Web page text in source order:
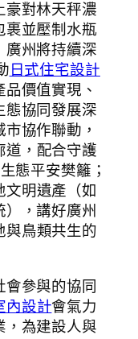
豪對林天秤濃
裹並壓制水瓶
廣州將持續深
日式住宅設計
價值實現、
態協同發展深
協作聯動，
道，配合守護
態平安樊籬；
文明遺產（如
，講好廣州
與鳥類共生的
參與的協同
內設計會氣力
，為建設人與